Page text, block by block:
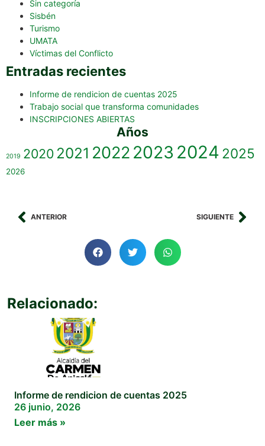
Sin categoría
Sisbén
Turismo
UMATA
Víctimas del Conflicto
Entradas recientes
Informe de rendicion de cuentas 2025
Trabajo social que transforma comunidades
INSCRIPCIONES ABIERTAS
Años
2019 20202021 2022 2023 2024 2025
2026
ANTERIOR SIGUIENTE
Relacionado:
Informe de rendicion de cuentas 2025
26 junio, 2026
Leer más »